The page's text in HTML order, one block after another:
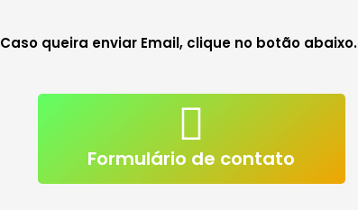
Caso queira enviar Email, clique no botão abaixo.
Formulário de contato
Clique p/ enviar e-
mail
atendimento@live-lessons.jp